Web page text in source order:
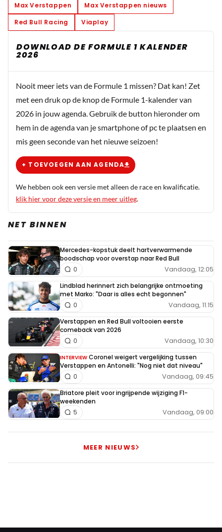
Max Verstappen
Max Verstappen nieuws
Red Bull Racing
Viaplay
DOWNLOAD DE FORMULE 1 KALENDER
2026
Nooit meer iets van de Formule 1 missen? Dat kan! Zet
met een druk op de knop de Formule 1-kalender van
2026 in jouw agenda. Gebruik de button hieronder om
hem in de agenda van je smartphone of pc te plaatsen en
mis geen seconde van het nieuwe seizoen!
+ TOEVOEGEN AAN AGENDA
We hebben ook een versie met alleen de race en kwalificatie.
klik hier voor deze versie en meer uitleg.
NET BINNEN
Mercedes-kopstuk deelt hartverwarmende
boodschap voor overstap naar Red Bull
Vandaag, 12:05
0
Lindblad herinnert zich belangrijke ontmoeting
met Marko: "Daar is alles echt begonnen"
Vandaag, 11:15
0
Verstappen en Red Bull voltooien eerste
comeback van 2026
Vandaag, 10:30
0
INTERVIEW Coronel weigert vergelijking tussen
Verstappen en Antonelli: "Nog niet dat niveau"
Vandaag, 09:45
0
Briatore pleit voor ingrijpende wijziging F1-
weekenden
Vandaag, 09:00
5
MEER NIEUWS